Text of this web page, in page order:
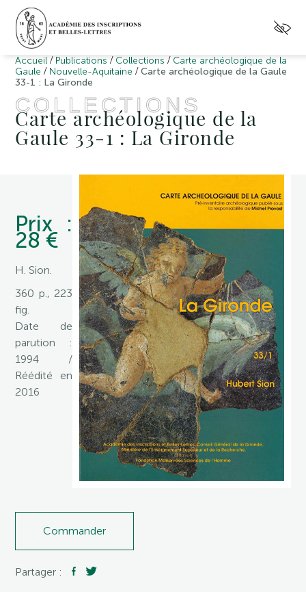
Accueil / Publications / Collections / Carte archéologique de la
Gaule / Nouvelle-Aquitaine /Carte archéologique de la Gaule
33-1 : La Gironde
COLLECTIONS
Carte archéologique de la
Gaule 33-1 : La Gironde
Prix :
28 €
H. Sion.
360 p., 223
fig.
Date de
parution :
1994 /
Réédité en
2016
Commander
Partager :